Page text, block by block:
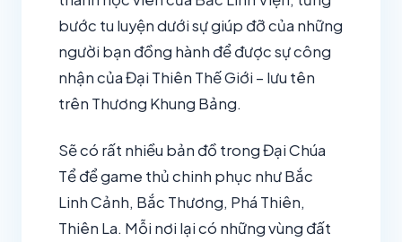
bước tu luyện dưới sự giúp đỡ của những
người bạn đồng hành để được sự công
nhận của Đại Thiên Thế Giới – lưu tên
trên Thương Khung Bảng.
Sẽ có rất nhiều bản đồ trong Đại Chúa
Tể để game thủ chinh phục như Bắc
Linh Cảnh, Bắc Thương, Phá Thiên,
Thiên La. Mỗi nơi lại có những vùng đất